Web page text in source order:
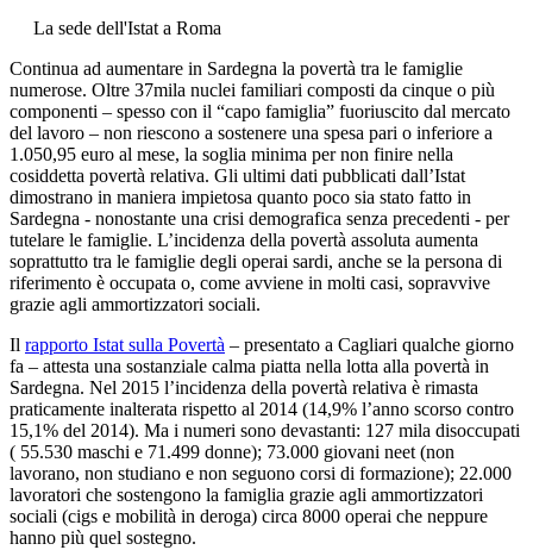
La sede dell'Istat a Roma
Continua ad aumentare in Sardegna la povertà tra le famiglie
numerose. Oltre 37mila nuclei familiari composti da cinque o più
componenti – spesso con il “capo famiglia” fuoriuscito dal mercato
del lavoro – non riescono a sostenere una spesa pari o inferiore a
1.050,95 euro al mese, la soglia minima per non finire nella
cosiddetta povertà relativa. Gli ultimi dati pubblicati dall’Istat
dimostrano in maniera impietosa quanto poco sia stato fatto in
Sardegna - nonostante una crisi demografica senza precedenti - per
tutelare le famiglie. L’incidenza della povertà assoluta aumenta
soprattutto tra le famiglie degli operai sardi, anche se la persona di
riferimento è occupata o, come avviene in molti casi, sopravvive
grazie agli ammortizzatori sociali.
Il rapporto Istat sulla Povertà – presentato a Cagliari qualche giorno
fa – attesta una sostanziale calma piatta nella lotta alla povertà in
Sardegna. Nel 2015 l’incidenza della povertà relativa è rimasta
praticamente inalterata rispetto al 2014 (14,9% l’anno scorso contro
15,1% del 2014). Ma i numeri sono devastanti: 127 mila disoccupati
( 55.530 maschi e 71.499 donne); 73.000 giovani neet (non
lavorano, non studiano e non seguono corsi di formazione); 22.000
lavoratori che sostengono la famiglia grazie agli ammortizzatori
sociali (cigs e mobilità in deroga) circa 8000 operai che neppure
hanno più quel sostegno.